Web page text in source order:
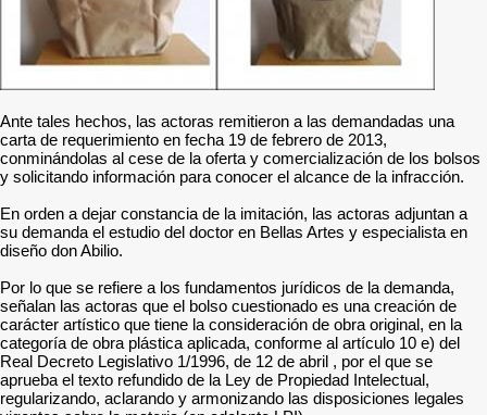
Ante tales hechos, las actoras remitieron a las demandadas una
carta de requerimiento en fecha 19 de febrero de 2013,
conminándolas al cese de la oferta y comercialización de los bolsos
y solicitando información para conocer el alcance de la infracción.
En orden a dejar constancia de la imitación, las actoras adjuntan a
su demanda el estudio del doctor en Bellas Artes y especialista en
diseño don Abilio.
Por lo que se refiere a los fundamentos jurídicos de la demanda,
señalan las actoras que el bolso cuestionado es una creación de
carácter artístico que tiene la consideración de obra original, en la
categoría de obra plástica aplicada, conforme al artículo 10 e) del
Real Decreto Legislativo 1/1996, de 12 de abril , por el que se
aprueba el texto refundido de la Ley de Propiedad Intelectual,
regularizando, aclarando y armonizando las disposiciones legales